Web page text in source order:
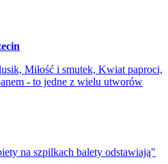
Miłość i smutek, Kwiat paproci,
- to jedne z wielu utworów
na szpilkach balety odstawiają"